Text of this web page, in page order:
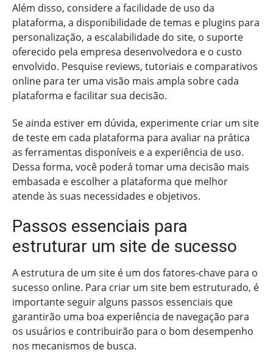
Além disso, considere a facilidade de uso da
plataforma, a disponibilidade de temas e plugins para
personalização, a escalabilidade do site, o suporte
oferecido pela empresa desenvolvedora e o custo
envolvido. Pesquise reviews, tutoriais e comparativos
online para ter uma visão mais ampla sobre cada
plataforma e facilitar sua decisão.
Se ainda estiver em dúvida, experimente criar um site
de teste em cada plataforma para avaliar na prática
as ferramentas disponíveis e a experiência de uso.
Dessa forma, você poderá tomar uma decisão mais
embasada e escolher a plataforma que melhor
atende às suas necessidades e objetivos.
Passos essenciais para
estruturar um site de sucesso
A estrutura de um site é um dos fatores-chave para o
sucesso online. Para criar um site bem estruturado, é
importante seguir alguns passos essenciais que
garantirão uma boa experiência de navegação para
os usuários e contribuirão para o bom desempenho
nos mecanismos de busca.